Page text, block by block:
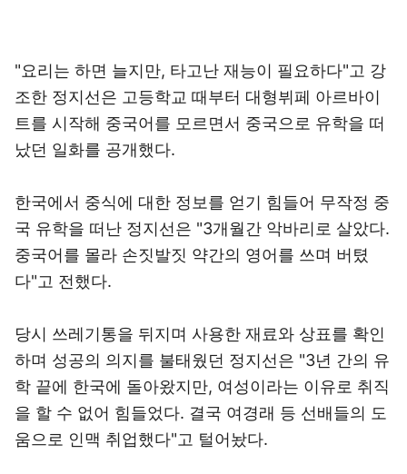
"요리는 하면 늘지만, 타고난 재능이 필요하다"고 강
조한 정지선은 고등학교 때부터 대형뷔페 아르바이
트를 시작해 중국어를 모르면서 중국으로 유학을 떠
났던 일화를 공개했다.
한국에서 중식에 대한 정보를 얻기 힘들어 무작정 중
국 유학을 떠난 정지선은 "3개월간 악바리로 살았다.
중국어를 몰라 손짓발짓 약간의 영어를 쓰며 버텼
다"고 전했다.
당시 쓰레기통을 뒤지며 사용한 재료와 상표를 확인
하며 성공의 의지를 불태웠던 정지선은 "3년 간의 유
학 끝에 한국에 돌아왔지만, 여성이라는 이유로 취직
을 할 수 없어 힘들었다. 결국 여경래 등 선배들의 도
움으로 인맥 취업했다"고 털어놨다.